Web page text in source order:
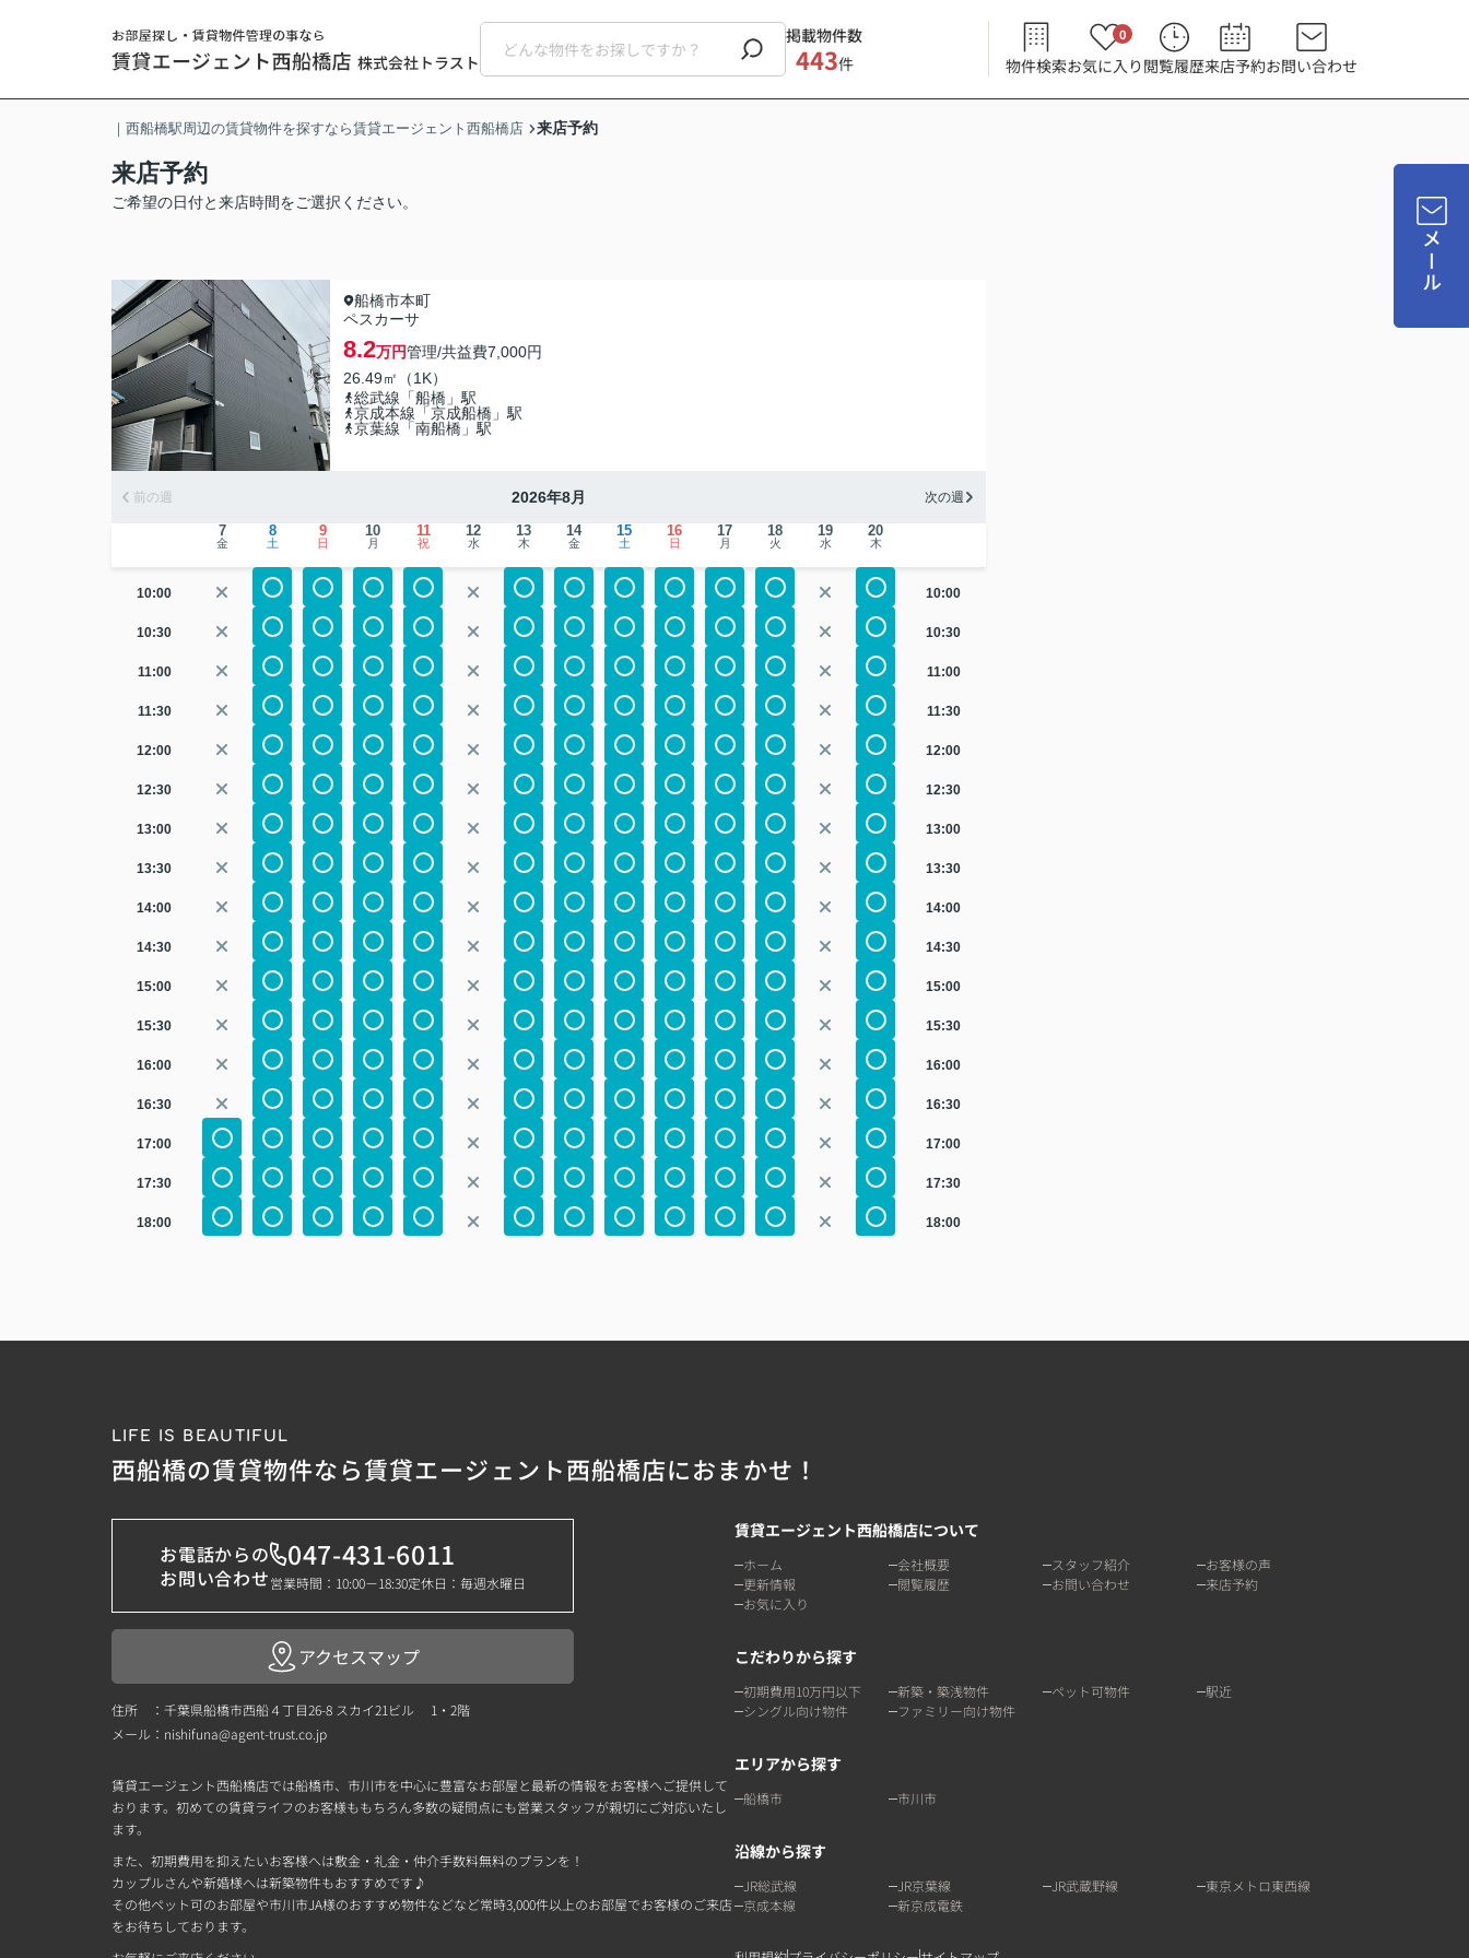
掲載物件数
443件 物件検索お気に入り
0
閲覧履歴来店予約お問い合わせ
メール
｜西船橋駅周辺の賃貸物件を探すなら賃貸エージェント西船橋店 来店予約
来店予約
ご希望の日付と来店時間をご選択ください。
船橋市本町
ペスカーサ
8.2万円管理/共益費7,000円
26.49㎡（1K）
総武線「船橋」駅
京成本線「京成船橋」駅
京葉線「南船橋」駅
前の週 2026年8月 次の週
7
金
8
土
9
日
10
月
11
祝
12
水
13
木
14
金
15
土
16
日
17
月
18
火
19
水
20
木
10:00 10:00
10:30 10:30
11:00 11:00
11:30 11:30
12:00 12:00
12:30 12:30
13:00 13:00
13:30 13:30
14:00 14:00
14:30 14:30
15:00 15:00
15:30 15:30
16:00 16:00
16:30 16:30
17:00 17:00
17:30 17:30
18:00 18:00
LIFE IS BEAUTIFUL
西船橋の賃貸物件なら賃貸エージェント西船橋店におまかせ！
お電話からの
お問い合わせ
047-431-6011
営業時間：10:00－18:30定休日：毎週水曜日
アクセスマップ
住所 ：千葉県船橋市西船４丁目26-8 スカイ21ビル 1・2階
メール： nishifuna@agent-trust.co.jp
賃貸エージェント西船橋店では船橋市、市川市を中心に豊富なお部屋と最新の情報をお客様へご提供して
おります。初めての賃貸ライフのお客様ももちろん多数の疑問点にも営業スタッフが親切にご対応いたし
ます。
また、初期費用を抑えたいお客様へは敷金・礼金・仲介手数料無料のプランを！
カップルさんや新婚様へは新築物件もおすすめです♪
その他ペット可のお部屋や市川市JA様のおすすめ物件などなど常時3,000件以上のお部屋でお客様のご来店
をお待ちしております。
賃貸エージェント西船橋店について
ホーム 会社概要 スタッフ紹介
お客様の声
更新情報
閲覧履歴 お問い合わせ
来店予約
お気に入り
こだわりから探す
初期費用10万円以下 新築・築浅物件 ペット可物件
駅近
シングル向け物件
ファミリー向け物件
エリアから探す
船橋市 市川市
沿線から探す
JR総武線 JR京葉線 JR武蔵野線
東京メトロ東西線
京成本線
新京成電鉄